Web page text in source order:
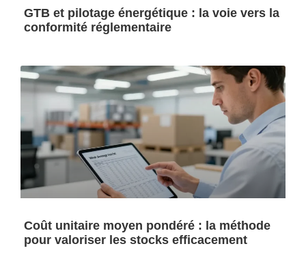
GTB et pilotage énergétique : la voie vers la
conformité réglementaire
Coût unitaire moyen pondéré : la méthode
pour valoriser les stocks efficacement